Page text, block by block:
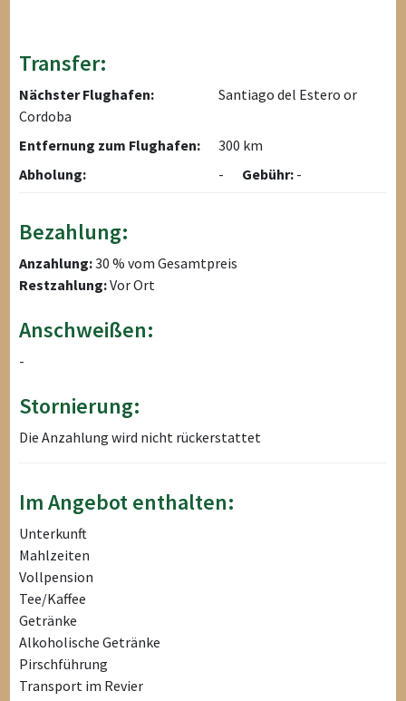
Transfer:
Nächster Flughafen:
Santiago del Estero or
Cordoba
Entfernung zum Flughafen:
300 km
Abholung:
- Gebühr: -
Bezahlung:
Anzahlung:30 % vom Gesamtpreis
Restzahlung:Vor Ort
Anschweißen:
-
Stornierung:
Die Anzahlung wird nicht rückerstattet
Im Angebot enthalten:
Unterkunft
Mahlzeiten
Vollpension
Tee/Kaffee
Getränke
Alkoholische Getränke
Pirschführung
Transport im Revier